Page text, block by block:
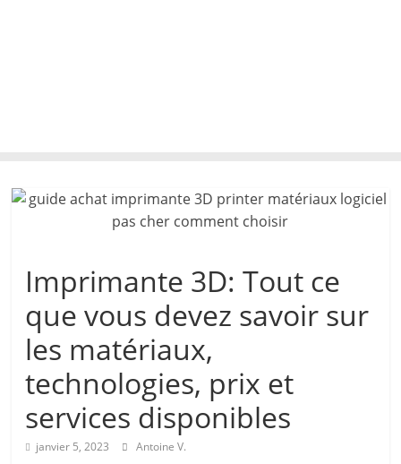
Imprimante 3D: Tout ce
que vous devez savoir sur
les matériaux,
technologies, prix et
services disponibles
janvier 5, 2023 Antoine V.